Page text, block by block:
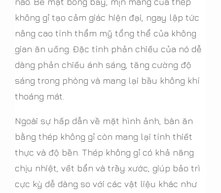
không gỉ tạo cảm giác hiện đại, ngay lập tức
nâng cao tính thẩm mỹ tổng thể của không
gian ăn uống. Đặc tính phản chiếu của nó dễ
dàng phản chiếu ánh sáng, tăng cường độ
sáng trong phòng và mang lại bầu không khí
thoáng mát.
Ngoài sự hấp dẫn về mặt hình ảnh, bàn ăn
bằng thép không gỉ còn mang lại tính thiết
thực và độ bền. Thép không gỉ có khả năng
chịu nhiệt, vết bẩn và trầy xước, giúp bảo trì
cực kỳ dễ dàng so với các vật liệu khác như